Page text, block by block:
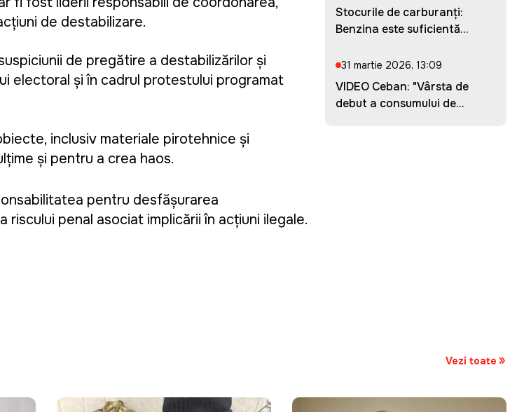
de destabilizare.
de pregătire a destabilizărilor și
electoral și în cadrul protestului programat
inclusiv materiale pirotehnice și
și pentru a crea haos.
pentru desfășurarea
penal asociat implicării în acțiuni ilegale.
Stocurile de carburanți:
Benzina este suficientă
31 martie 2026, 13:09
VIDEO Ceban: "Vârsta de
debut a consumului de
Vezi toate